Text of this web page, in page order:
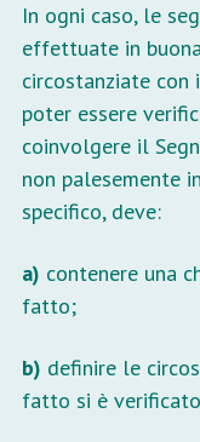
In ogni caso, le
effettuate in
circostanziate con
poter essere
coinvolgere il
non palesemente
specifico, deve:
a) contenere una
fatto;
b) definire le
fatto si è